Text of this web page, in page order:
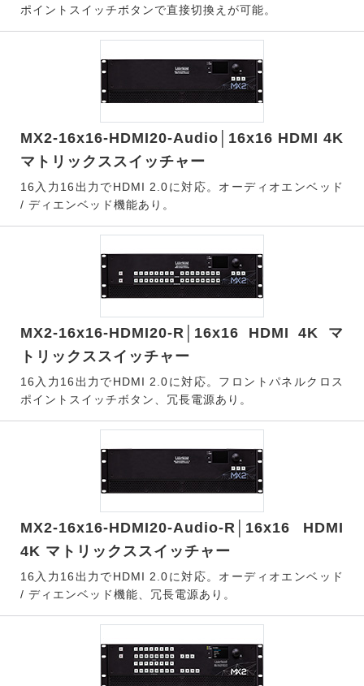
ポイントスイッチボタンで直接切換えが可能。
MX2-16x16-HDMI20-Audio│16x16 HDMI 4K
マトリックススイッチャー
16入力16出力でHDMI 2.0に対応。オーディオエンベッド
/ ディエンベッド機能あり。
MX2-16x16-HDMI20-R│16x16 HDMI 4K マ
トリックススイッチャー
16入力16出力でHDMI 2.0に対応。フロントパネルクロス
ポイントスイッチボタン、冗長電源あり。
MX2-16x16-HDMI20-Audio-R│16x16 HDMI
4K マトリックススイッチャー
16入力16出力でHDMI 2.0に対応。オーディオエンベッド
/ ディエンベッド機能、冗長電源あり。